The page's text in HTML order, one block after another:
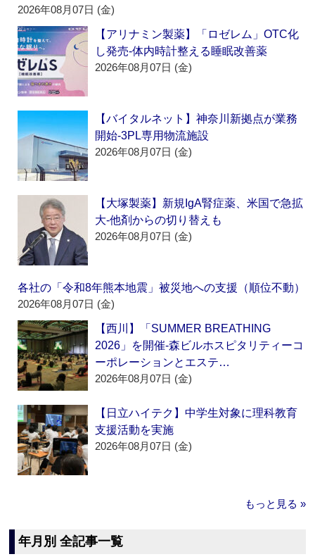
2026年08月07日 (金)
【アリナミン製薬】「ロゼレム」OTC化
し発売‐体内時計整える睡眠改善薬
2026年08月07日 (金)
【バイタルネット】神奈川新拠点が業務
開始‐3PL専用物流施設
2026年08月07日 (金)
【大塚製薬】新規IgA腎症薬、米国で急拡
大‐他剤からの切り替えも
2026年08月07日 (金)
各社の「令和8年熊本地震」被災地への支援（順位不動）
2026年08月07日 (金)
【西川】「SUMMER BREATHING
2026」を開催‐森ビルホスピタリティーコ
ーポレーションとエステ…
2026年08月07日 (金)
【日立ハイテク】中学生対象に理科教育
支援活動を実施
2026年08月07日 (金)
もっと見る »
年月別 全記事一覧